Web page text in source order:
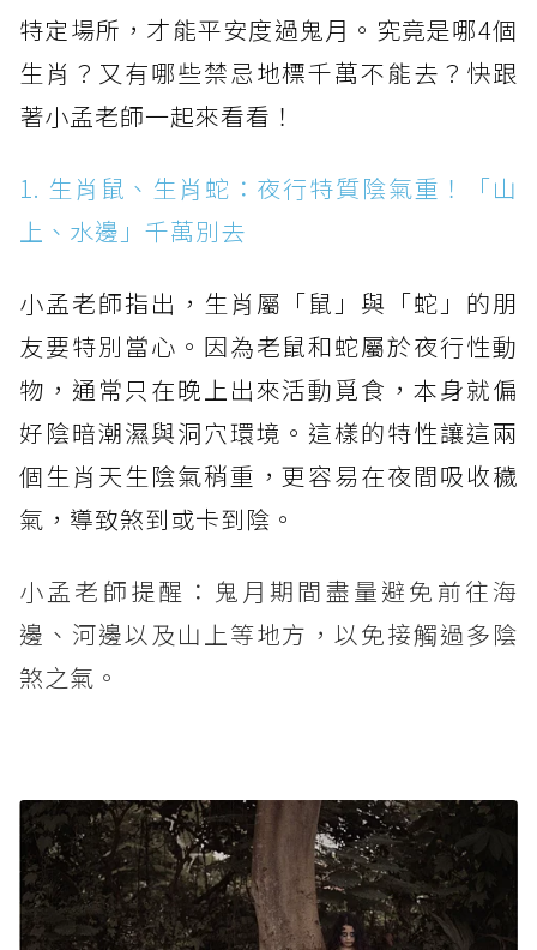
特定場所，才能平安度過鬼月。究竟是哪4個
生肖？又有哪些禁忌地標千萬不能去？快跟
著小孟老師一起來看看！
1. 生肖鼠、生肖蛇：夜行特質陰氣重！「山
上、水邊」千萬別去
小孟老師指出，生肖屬「鼠」與「蛇」的朋
友要特別當心。因為老鼠和蛇屬於夜行性動
物，通常只在晚上出來活動覓食，本身就偏
好陰暗潮濕與洞穴環境。這樣的特性讓這兩
個生肖天生陰氣稍重，更容易在夜間吸收穢
氣，導致煞到或卡到陰。
小孟老師提醒：鬼月期間盡量避免前往海
邊、河邊以及山上等地方，以免接觸過多陰
煞之氣。